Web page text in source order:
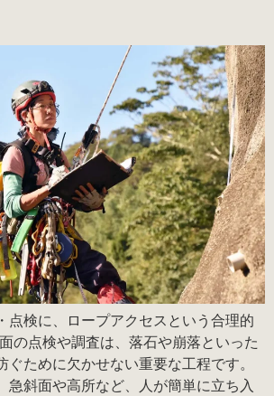
点検に、ロープアクセスという合理的
の点検や調査は、落石や崩落といった
ぐために欠かせない重要な工程です。
急斜面や高所など、人が簡単に立ち入